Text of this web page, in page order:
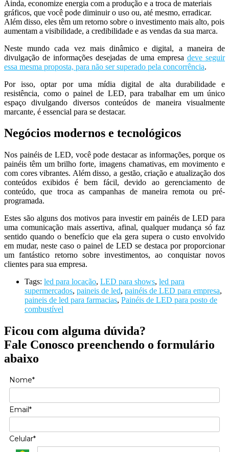
Ainda, economize energia com a produção e a troca de materiais
gráficos, que você pode diminuir o uso ou, até mesmo, erradicar.
Além disso, eles têm um retorno sobre o investimento mais alto, pois
aumentam a visibilidade, a credibilidade e as vendas da sua marca.
Neste mundo cada vez mais dinâmico e digital, a maneira de
divulgação de informações desejadas de uma empresa deve seguir
essa mesma proposta, para não ser superado pela concorrência.
Por isso, optar por uma mídia digital de alta durabilidade e
resistência, como o painel de LED, para trabalhar em um único
espaço divulgando diversos conteúdos de maneira visualmente
marcante, é essencial para se destacar.
Negócios modernos e tecnológicos
Nos painéis de LED, você pode destacar as informações, porque os
painéis têm um brilho forte, imagens chamativas, em movimento e
com cores vibrantes. Além disso, a gestão, criação e atualização dos
conteúdos exibidos é bem fácil, devido ao gerenciamento de
conteúdo, que troca as campanhas de maneira remota ou pré-
programada.
Estes são alguns dos motivos para investir em painéis de LED para
uma comunicação mais assertiva, afinal, qualquer mudança só faz
sentido quando o benefício que ela gera supera o custo envolvido
em mudar, neste caso o painel de LED se destaca por proporcionar
um fantástico retorno sobre investimentos, ao conquistar novos
clientes para sua empresa.
Tags: led para locação, LED para shows, led para
supermercados, paineis de led, painéis de LED para empresa,
paineis de led para farmacias, Painéis de LED para posto de
combustível
Ficou com alguma dúvida?
Fale Conosco preenchendo o formulário
abaixo
Nome*
Email*
Celular*